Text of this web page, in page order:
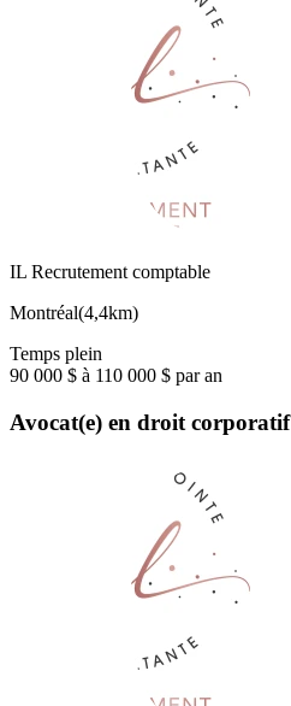
IL Recrutement comptable
Montréal(4,4km)
Temps plein
90 000 $ à 110 000 $ par an
Avocat(e) en droit corporatif